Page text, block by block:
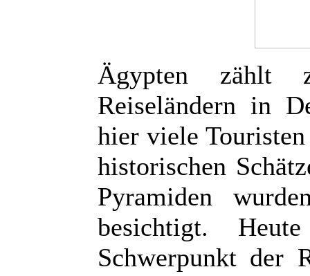
Ägypten zählt
Reiseländern in
hier viele
historischen
Pyramiden
besichtigt.
Schwerpunkt der